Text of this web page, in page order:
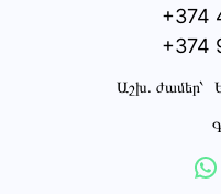
+374
+374
Աշխ․ ժամեր՝